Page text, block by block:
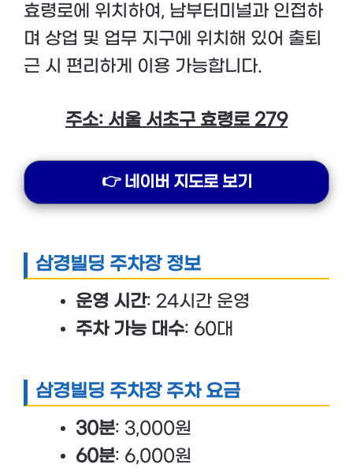
효령로에 위치하여, 남부터미널과 인접하
며 상업 및 업무 지구에 위치해 있어 출퇴
근 시 편리하게 이용 가능합니다.
주소: 서울 서초구 효령로 279
👉 네이버 지도로 보기
삼경빌딩 주차장 정보
운영 시간: 24시간 운영
주차 가능 대수: 60대
삼경빌딩 주차장 주차 요금
30분: 3,000원
60분: 6,000원